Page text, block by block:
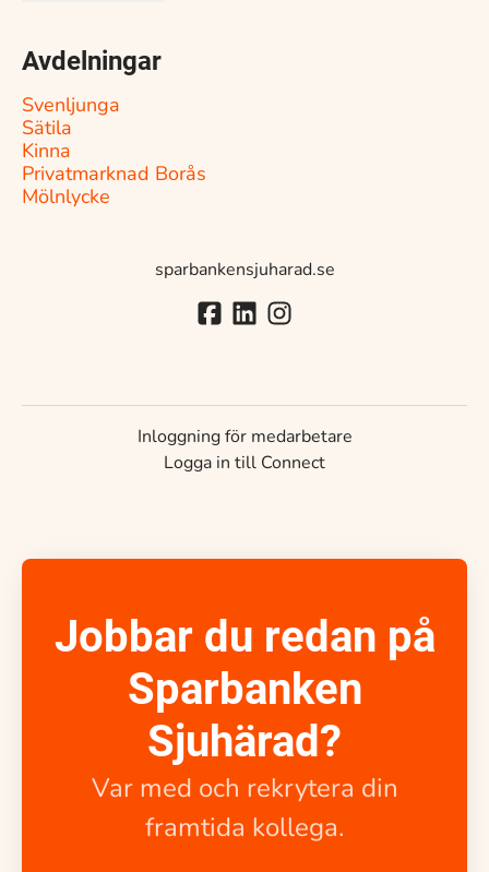
Avdelningar
Svenljunga
Sätila
Kinna
Privatmarknad Borås
Mölnlycke
sparbankensjuharad.se
Inloggning för medarbetare
Logga in till Connect
Jobbar du redan på
Sparbanken
Sjuhärad?
Var med och rekrytera din
framtida kollega.